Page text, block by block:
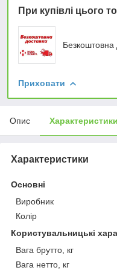
При купівлі цього
Приховати
Опис Характеристики
Характеристики
Основні
Виробник
Колір
Користувальницькі
Вага брутто, кг
Вага нетто, кг